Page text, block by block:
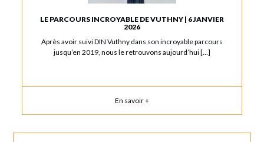
LE PARCOURS INCROYABLE DE VUTHNY | 6 JANVIER
2026
Après avoir suivi DIN Vuthny dans son incroyable parcours
jusqu’en 2019, nous le retrouvons aujourd’hui […]
En savoir +